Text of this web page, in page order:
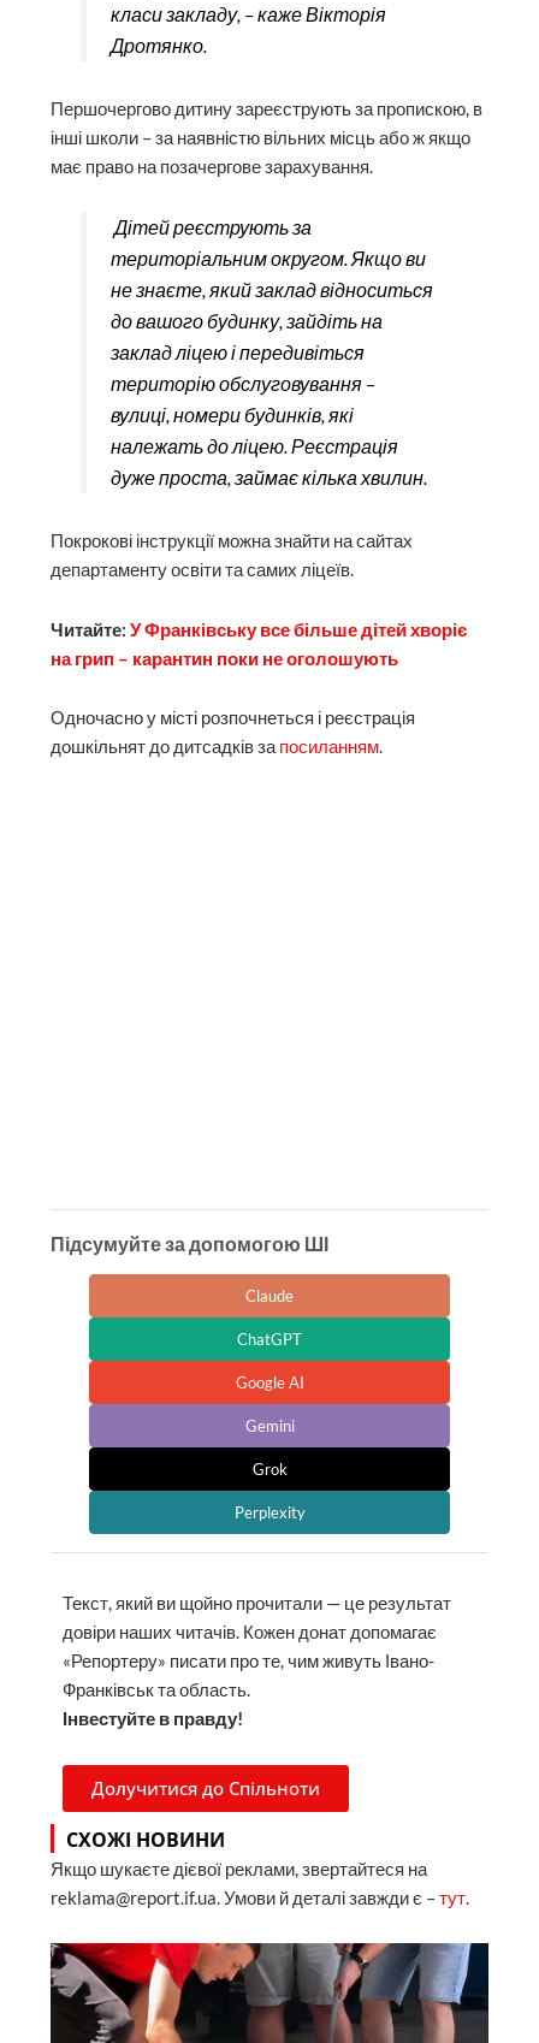
класи закладу, – каже Вікторія
Дротянко.
Першочергово дитину зареєструють за пропискою, в
інші школи – за наявністю вільних місць або ж якщо
має право на позачергове зарахування.
Дітей реєструють за
територіальним округом. Якщо ви
не знаєте, який заклад відноситься
до вашого будинку, зайдіть на
заклад ліцею і передивіться
територію обслуговування –
вулиці, номери будинків, які
належать до ліцею. Реєстрація
дуже проста, займає кілька хвилин.
Покрокові інструкції можна знайти на сайтах
департаменту освіти та самих ліцеїв.
Читайте:У Франківську все більше дітей хворіє
на грип – карантин поки не оголошують
Одночасно у місті розпочнеться і реєстрація
дошкільнят до дитсадків за посиланням.
Підсумуйте за допомогою ШІ
Claude
ChatGPT
Google AI
Gemini
Grok
Perplexity
Текст, який ви щойно прочитали — це результат
довіри наших читачів. Кожен донат допомагає
«Репортеру» писати про те, чим живуть Івано-
Франківськ та область.
Інвестуйте в правду!
Долучитися до Спільноти
СХОЖІ НОВИНИ
Якщо шукаєте дієвої реклами, звертайтеся на
reklama@report.if.ua. Умови й деталі завжди є –тут.